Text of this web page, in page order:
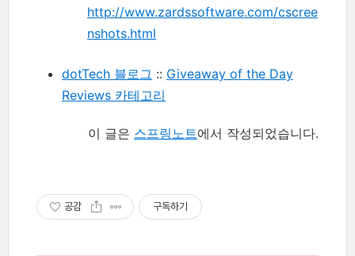
http://www.zardssoftware.com/cscree
nshots.html
dotTech 블로그 :: Giveaway of the Day
Reviews 카테고리
이 글은 스프링노트에서 작성되었습니다.
공감 구독하기